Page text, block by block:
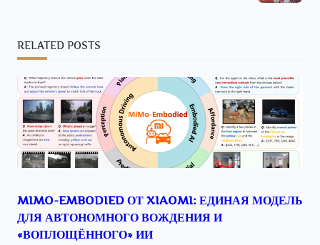
reader-
text">Page</span>
RELATED POSTS
MIMO-EMBODIED ОТ XIAOMI: ЕДИНАЯ МОДЕЛЬ
ДЛЯ АВТОНОМНОГО ВОЖДЕНИЯ И
«ВОПЛОЩЁННОГО» ИИ